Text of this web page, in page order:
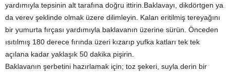
yardımıyla tepsinin alt tarafına doğru ittirin.Baklavayı, dikdörtgen ya
da verev şeklinde olmak üzere dilimleyin. Kalan eritilmiş tereyağını
bir yumurta fırçası yardımıyla baklavanın üzerine sürün. Önceden
ısıtılmış 180 derece fırında üzeri kızarıp yufka katları tek tek
açılana kadar yaklaşık 50 dakika pişirin.
Baklavanın şerbetini hazırlamak için; toz şekeri, suyla derin bir